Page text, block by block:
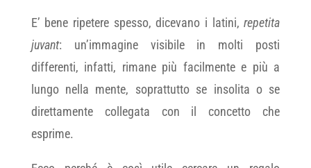
E’ bene ripetere spesso, dicevano i latini,repetita
juvant: un’immagine visibile in molti posti
differenti, infatti, rimane più facilmente e più a
lungo nella mente, soprattutto se insolita o se
direttamente collegata con il concetto che
esprime.